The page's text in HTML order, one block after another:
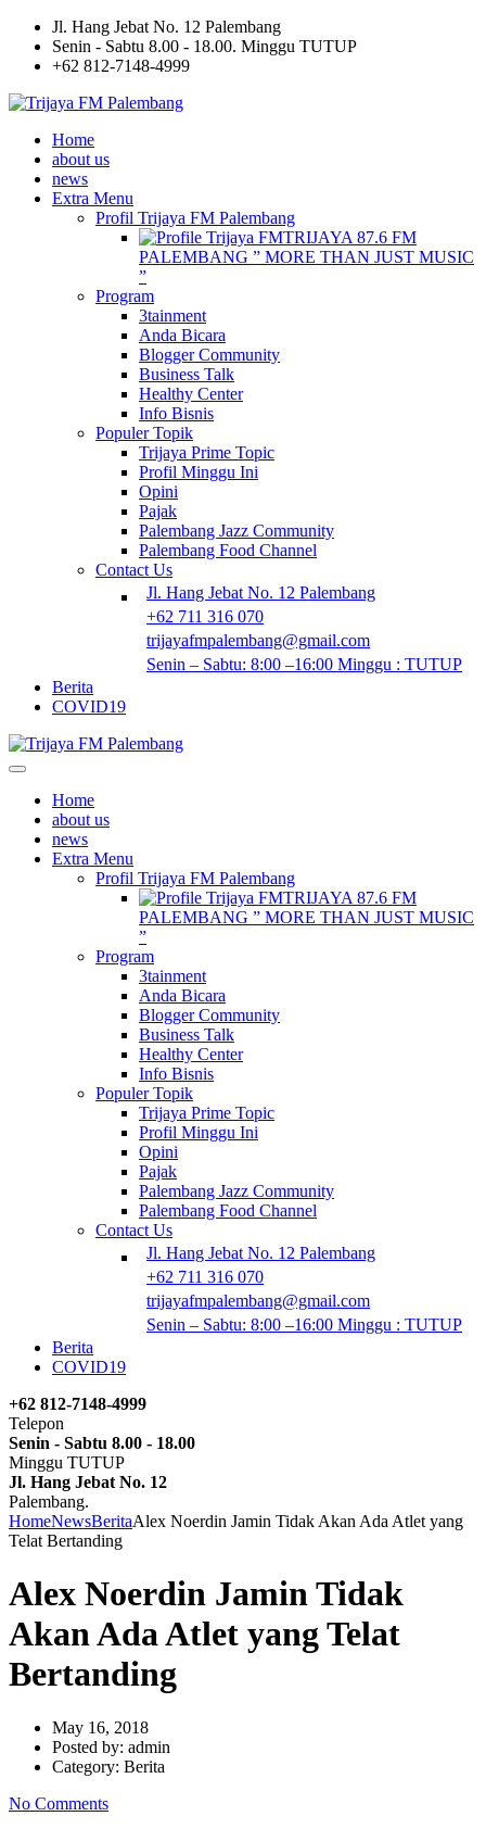
Jl. Hang Jebat No. 12 Palembang
Senin - Sabtu 8.00 - 18.00. Minggu TUTUP
+62 812-7148-4999
Home
about us
news
Extra Menu
Profil Trijaya FM Palembang
TRIJAYA 87.6 FM
PALEMBANG ” MORE THAN JUST MUSIC
”
Program
3tainment
Anda Bicara
Blogger Community
Business Talk
Healthy Center
Info Bisnis
Populer Topik
Trijaya Prime Topic
Profil Minggu Ini
Opini
Pajak
Palembang Jazz Community
Palembang Food Channel
Contact Us
Jl. Hang Jebat No. 12 Palembang
+62 711 316 070
trijayafmpalembang@gmail.com
Senin – Sabtu: 8:00 –16:00 Minggu : TUTUP
Berita
COVID19
Home
about us
news
Extra Menu
Profil Trijaya FM Palembang
TRIJAYA 87.6 FM
PALEMBANG ” MORE THAN JUST MUSIC
”
Program
3tainment
Anda Bicara
Blogger Community
Business Talk
Healthy Center
Info Bisnis
Populer Topik
Trijaya Prime Topic
Profil Minggu Ini
Opini
Pajak
Palembang Jazz Community
Palembang Food Channel
Contact Us
Jl. Hang Jebat No. 12 Palembang
+62 711 316 070
trijayafmpalembang@gmail.com
Senin – Sabtu: 8:00 –16:00 Minggu : TUTUP
Berita
COVID19
+62 812-7148-4999
Telepon
Senin - Sabtu 8.00 - 18.00
Minggu TUTUP
Jl. Hang Jebat No. 12
Palembang.
HomeNewsBeritaAlex Noerdin Jamin Tidak Akan Ada Atlet yang
Telat Bertanding
Alex Noerdin Jamin Tidak
Akan Ada Atlet yang Telat
Bertanding
May 16, 2018
Posted by: admin
Category: Berita
No Comments